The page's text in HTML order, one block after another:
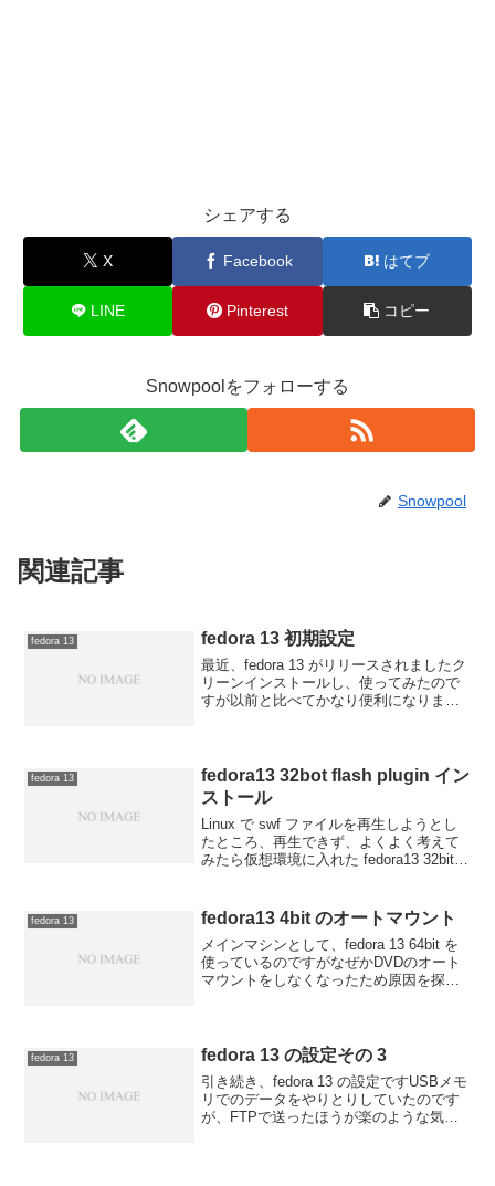
シェアする
X Facebook はてブ
LINE Pinterest コピー
Snowpoolをフォローする
Snowpool
関連記事
fedora 13 fedora 13 初期設定
最近、fedora 13 がリリースされましたク
リーンインストールし、使ってみたので
すが以前と比べてかなり便利になりまし
まだ不便な...
fedora 13
fedora13 32bot flash plugin イン
ストール
Linux で swf ファイルを再生しようとし
たところ、再生できず、よくよく考えて
みたら仮想環境に入れた fedora13 32bit
fedora 13 fedora13 4bit のオートマウント
メインマシンとして、fedora 13 64bit を
使っているのですがなぜかDVDのオート
マウントをしなくなったため原因を探し
fedora 13 fedora 13 の設定その 3
引き続き、fedora 13 の設定ですUSBメモ
リでのデータをやりとりしていたのです
が、FTPで送ったほうが楽のような気が